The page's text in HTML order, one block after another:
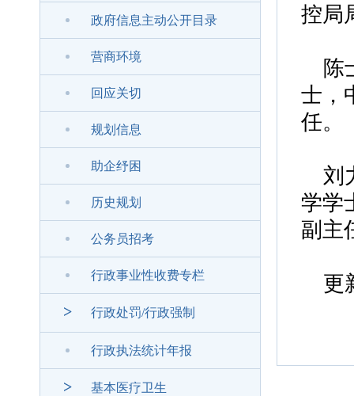
政府信息主动公开目录
营商环境
回应关切
规划信息
助企纾困
历史规划
公务员招考
行政事业性收费专栏
> 行政处罚/行政强制
行政执法统计年报
> 基本医疗卫生
控局
陈
士，
任。
刘
学学
副主
更